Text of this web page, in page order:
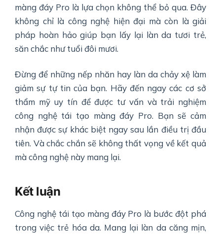
màng đáy Pro là lựa chọn không thể bỏ qua. Đây
không chỉ là công nghệ hiện đại mà còn là giải
pháp hoàn hảo giúp bạn lấy lại làn da tươi trẻ,
săn chắc như tuổi đôi mươi.
Đừng để những nếp nhăn hay làn da chảy xệ làm
giảm sự tự tin của bạn. Hãy đến ngay các cơ sở
thẩm mỹ uy tín để được tư vấn và trải nghiệm
công nghệ tái tạo màng đáy Pro. Bạn sẽ cảm
nhận được sự khác biệt ngay sau lần điều trị đầu
tiên. Và chắc chắn sẽ không thất vọng về kết quả
mà công nghệ này mang lại.
Kết luận
Công nghệ tái tạo màng đáy Pro là bước đột phá
trong việc trẻ hóa da. Mang lại làn da căng mịn,